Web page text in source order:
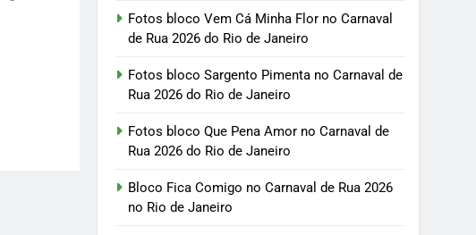
Fotos bloco Vem Cá Minha Flor no Carnaval
de Rua 2026 do Rio de Janeiro
Fotos bloco Sargento Pimenta no Carnaval de
Rua 2026 do Rio de Janeiro
Fotos bloco Que Pena Amor no Carnaval de
Rua 2026 do Rio de Janeiro
Bloco Fica Comigo no Carnaval de Rua 2026
no Rio de Janeiro